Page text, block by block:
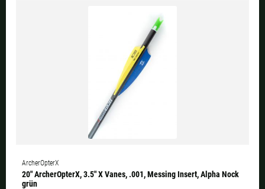
ArcherOpterX
20" ArcherOpterX, 3.5" X Vanes, .001, Messing Insert, Alpha Nock
grün